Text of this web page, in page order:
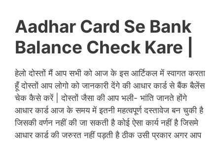
Aadhar Card Se Bank
Balance Check Kare |
हेलो दोस्तों मैं आप सभी को आज के इस आर्टिकल में स्वागत करता
हूँ दोस्तों आप लोगो को जानकारी देंगे की आधार कार्ड से बैंक बैलेंस
चेक कैसे करें | दोस्तों जैसा की आप भली- भांति जानते होंगे
आधार कार्ड आज के समय में इतनी महत्वपूर्ण दस्तावेज बन चुकी है
जिसकी वर्णन नहीं की जा सकती है कोई ऐसा कार्य नहीं है जिसमे
आधार कार्ड की जरुरत नहीं पड़ती है ठीक उसी प्रकार अगर आप